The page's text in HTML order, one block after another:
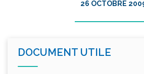
26 OCTOBRE
DOCUMENT UTILE